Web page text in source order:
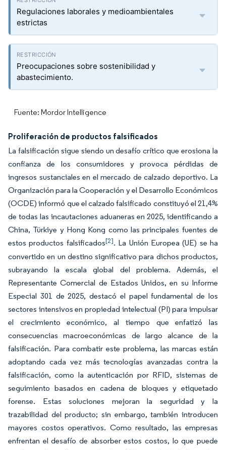
Regulaciones laborales y medioambientales
estrictas
Preocupaciones sobre sostenibilidad y
abastecimiento.
Fuente: Mordor Intelligence
Proliferación de productos falsificados
La falsificación sigue siendo un desafío crítico que erosiona la
confianza de los consumidores y provoca pérdidas de
ingresos sustanciales en el mercado de calzado deportivo. La
Organización para la Cooperación y el Desarrollo Económicos
(OCDE) informó que el calzado falsificado constituyó el 21,4%
de todas las incautaciones aduaneras en 2025, identificando a
China, Türkiye y Hong Kong como las principales fuentes de
estos productos falsificados[2]. La Unión Europea (UE) se ha
convertido en un destino significativo para dichos productos,
subrayando la escala global del problema. Además, el
Representante Comercial de Estados Unidos, en su Informe
Especial 301 de 2025, destacó el papel fundamental de los
sectores intensivos en propiedad intelectual (PI) para impulsar
el crecimiento económico, al tiempo que enfatizó las
consecuencias macroeconómicas de largo alcance de la
falsificación. Para combatir este problema, las marcas están
adoptando cada vez más tecnologías avanzadas contra la
falsificación, como la autenticación por RFID, sistemas de
seguimiento basados en cadena de bloques y etiquetado
forense. Estas soluciones mejoran la seguridad y la
trazabilidad del producto; sin embargo, también introducen
mayores costos operativos. Como resultado, las empresas
enfrentan el desafío de absorber estos costos, lo que puede